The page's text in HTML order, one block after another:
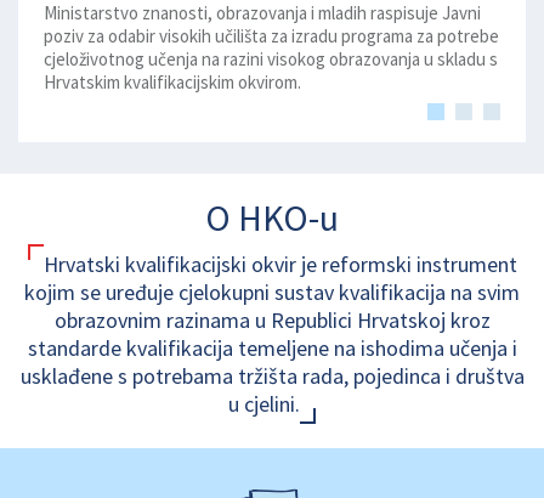
Ministarstvo znanosti, obrazovanja i mladih raspisuje Javni
poziv za odabir visokih učilišta za izradu programa za potrebe
cjeloživotnog učenja na razini visokog obrazovanja u skladu s
Hrvatskim kvalifikacijskim okvirom.
O HKO-u
Hrvatski kvalifikacijski okvir je reformski instrument
kojim se uređuje cjelokupni sustav kvalifikacija na svim
obrazovnim razinama u Republici Hrvatskoj kroz
standarde kvalifikacija temeljene na ishodima učenja i
usklađene s potrebama tržišta rada, pojedinca i društva
u cjelini.